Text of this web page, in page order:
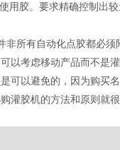
胶。要求精确控制出
所有自动化点胶都必
以考虑移动产品而不是灌
可以避免的，因为购买
灌胶机的方法和原则就很